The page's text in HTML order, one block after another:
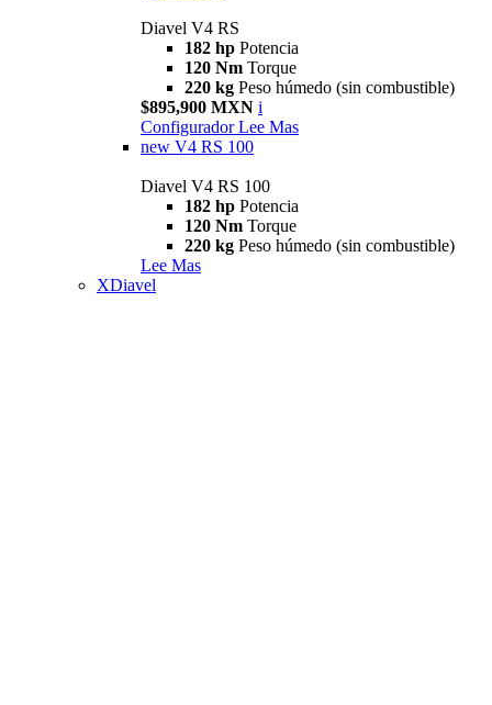
Diavel V4 RS
182 hp Potencia
120 Nm Torque
220 kg Peso húmedo (sin combustible)
$895,900 MXN i
Configurador Lee Mas
new V4 RS 100
Diavel V4 RS 100
182 hp Potencia
120 Nm Torque
220 kg Peso húmedo (sin combustible)
Lee Mas
XDiavel